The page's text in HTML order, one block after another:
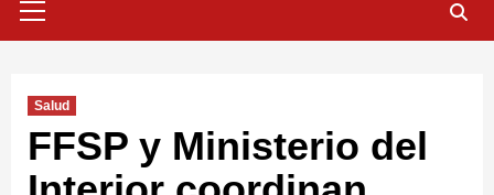
primario
Salud
FFSP y Ministerio del